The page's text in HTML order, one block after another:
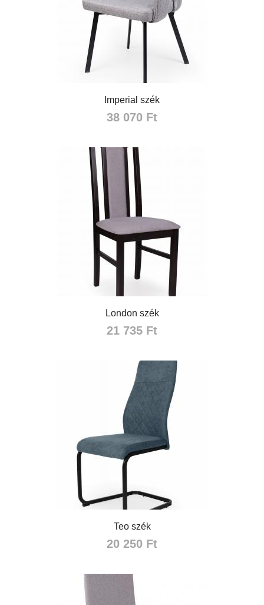
Imperial szék
38 070 Ft
London szék
21 735 Ft
Teo szék
20 250 Ft